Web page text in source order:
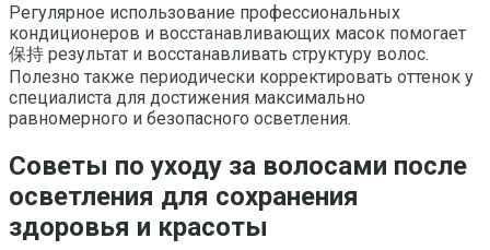
Регулярное использование профессиональных
кондиционеров и восстанавливающих масок помогает
保持 результат и восстанавливать структуру волос.
Полезно также периодически корректировать оттенок у
специалиста для достижения максимально
равномерного и безопасного осветления.
Советы по уходу за волосами после
осветления для сохранения
здоровья и красоты